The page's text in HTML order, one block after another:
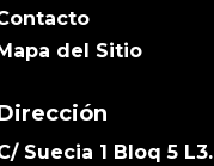
Mapa del Sitio
Suecia 1 Bloq 5 L3.